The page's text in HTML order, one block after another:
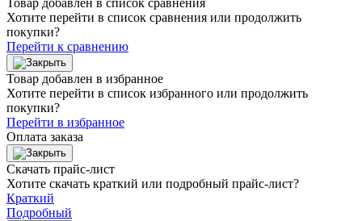
Товар добавлен в список сравнения
Хотите перейти в список сравнения или продолжить
покупки?
Перейти к сравнению
Товар добавлен в избранное
Хотите перейти в список избранного или продолжить
покупки?
Перейти в избранное
Оплата заказа
Скачать прайс-лист
Хотите скачать краткий или подробный прайс-лист?
Краткий
Подробный